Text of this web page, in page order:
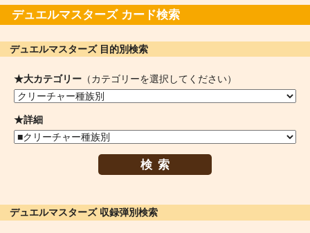
デュエルマスターズ カード検索
デュエルマスターズ 目的別検索
★大カテゴリー （カテゴリーを選択してください）
★詳細
検索
デュエルマスターズ 収録弾別検索